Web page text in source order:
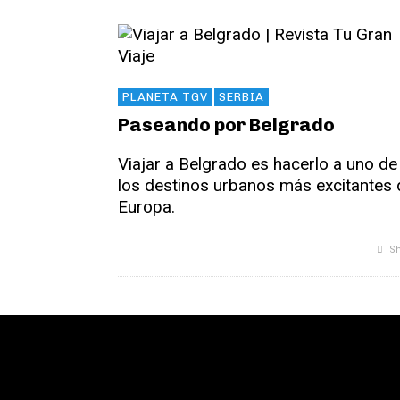
PLANETA TGV SERBIA
Paseando por Belgrado
Viajar a Belgrado es hacerlo a uno de
los destinos urbanos más excitantes
Europa.